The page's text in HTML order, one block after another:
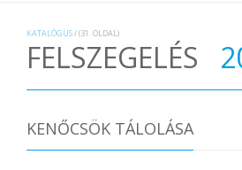
KATALÓGUS/(31. OLDAL)
FELSZEGELÉS
KENŐCSÖK TÁLOLÁSA